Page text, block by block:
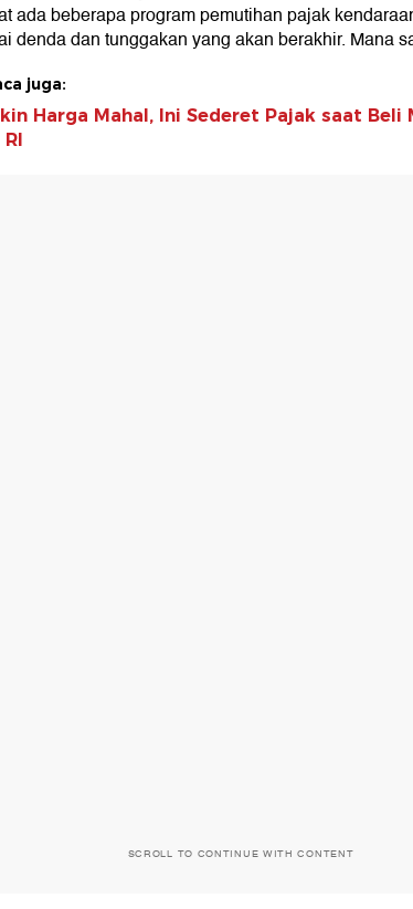
ada beberapa program pemutihan pajak
denda dan tunggakan yang akan berakhir. Mana
juga:
Harga Mahal, Ini Sederet Pajak saat Beli
SCROLL TO CONTINUE WITH CONTENT